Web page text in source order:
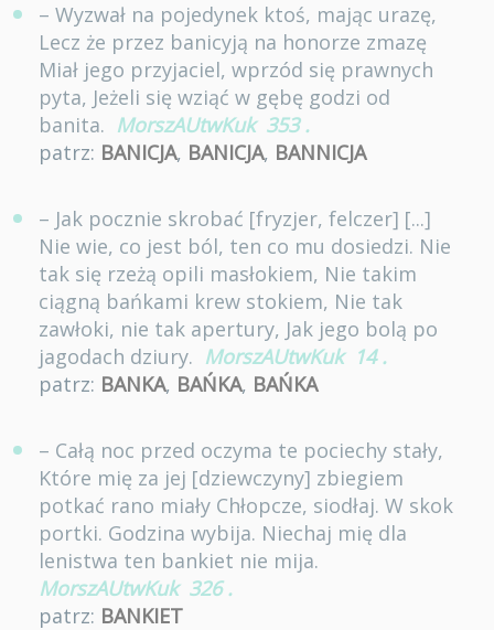
– Wyzwał na pojedynek ktoś, mając urazę,
Lecz że przez banicyją na honorze zmazę
Miał jego przyjaciel, wprzód się prawnych
pyta, Jeżeli się wziąć w gębę godzi od
banita. MorszAUtwKuk 353 .
patrz: BANICJA, BANICJA, BANNICJA
– Jak pocznie skrobać [fryzjer, felczer] [...]
Nie wie, co jest ból, ten co mu dosiedzi. Nie
tak się rzeżą opili masłokiem, Nie takim
ciągną bańkami krew stokiem, Nie tak
zawłoki, nie tak apertury, Jak jego bolą po
jagodach dziury. MorszAUtwKuk 14 .
patrz: BANKA, BAŃKA, BAŃKA
– Całą noc przed oczyma te pociechy stały,
Które mię za jej [dziewczyny] zbiegiem
potkać rano miały Chłopcze, siodłaj. W skok
portki. Godzina wybija. Niechaj mię dla
lenistwa ten bankiet nie mija.
MorszAUtwKuk 326 .
patrz: BANKIET